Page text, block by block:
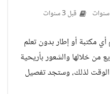
قبل 3 سنوات
أي مكتبة أو إطار بدون تعلم
من خلالها والشعور بأريحية
الوقت لذلك، وستجد تفصيل